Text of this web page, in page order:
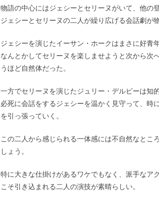
物語の中心にはジェシーとセリーヌがいて、他の
ジェシーとセリーヌの二人が繰り広げる会話劇が
ジェシーを演じたイーサン・ホークはまさに好青
なんとかしてセリーヌを楽しませようと次から次
うほど自然体だった。
一方でセリーヌを演じたジュリー・デルビーは知
必死に会話をするジェシーを温かく見守って、時
を引っ張っていく。
この二人から感じられる一体感には不自然なと
しょう。
特に大きな仕掛けがあるワケでもなく、派手なア
こそ引き込まれる二人の演技が素晴らしい。